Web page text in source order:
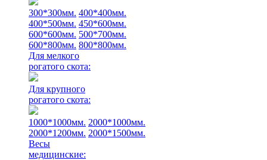
300*300мм. 400*400мм.
400*500мм. 450*600мм.
600*600мм. 500*700мм.
600*800мм. 800*800мм.
Для мелкого
рогатого скота:
Для крупного
рогатого скота:
1000*1000мм. 2000*1000мм.
2000*1200мм. 2000*1500мм.
Весы
медицинские: